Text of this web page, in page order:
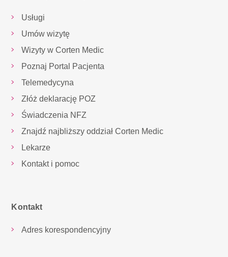
Usługi
Umów wizytę
Wizyty w Corten Medic
Poznaj Portal Pacjenta
Telemedycyna
Złóż deklarację POZ
Świadczenia NFZ
Znajdź najbliższy oddział Corten Medic
Lekarze
Kontakt i pomoc
Kontakt
Adres korespondencyjny